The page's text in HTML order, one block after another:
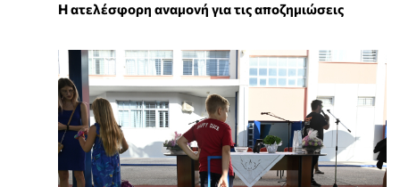
Η ατελέσφορη αναμονή για τις αποζημιώσεις